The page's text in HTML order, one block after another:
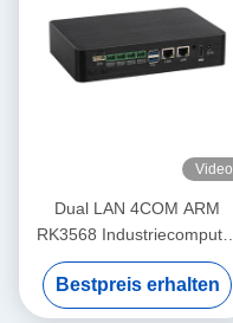
Video
Dual LAN 4COM ARM
RK3568 Industriecomputer
DDR4 8G EMMC 16G
Android 11 eingebetteter
Mini-PC
Bestpreis erhalten